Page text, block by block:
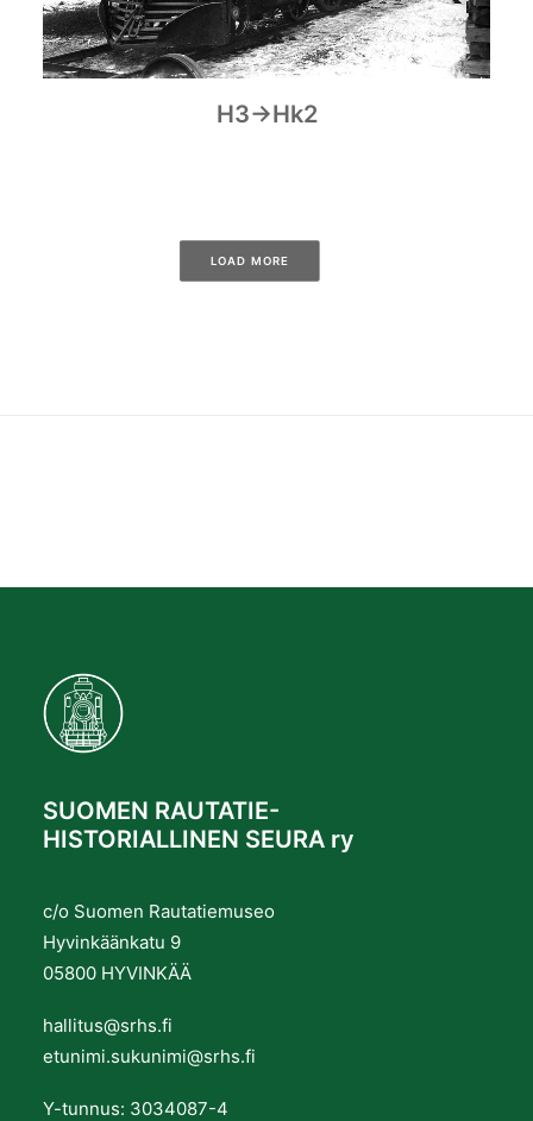
H3→Hk2
LOAD MORE
SUOMEN RAUTATIE-
HISTORIALLINEN SEURA ry
c/o Suomen Rautatiemuseo
Hyvinkäänkatu 9
05800 HYVINKÄÄ
hallitus@srhs.fi
etunimi.sukunimi@srhs.fi
Y-tunnus: 3034087-4